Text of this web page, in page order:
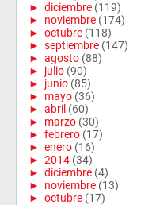
► diciembre (119)
► noviembre (174)
► octubre (118)
► septiembre (147)
► agosto (88)
► julio (90)
► junio (85)
► mayo (36)
► abril (60)
► marzo (30)
► febrero (17)
► enero (16)
► 2014 (34)
► diciembre (4)
► noviembre (13)
► octubre (17)